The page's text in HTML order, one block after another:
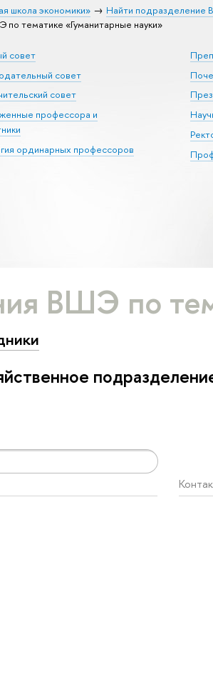
школа экономики» Найти подразделение
тематике «Гуманитарные науки»
совет
совет
совет
профессора и
ординарных профессоров
ВШЭ по